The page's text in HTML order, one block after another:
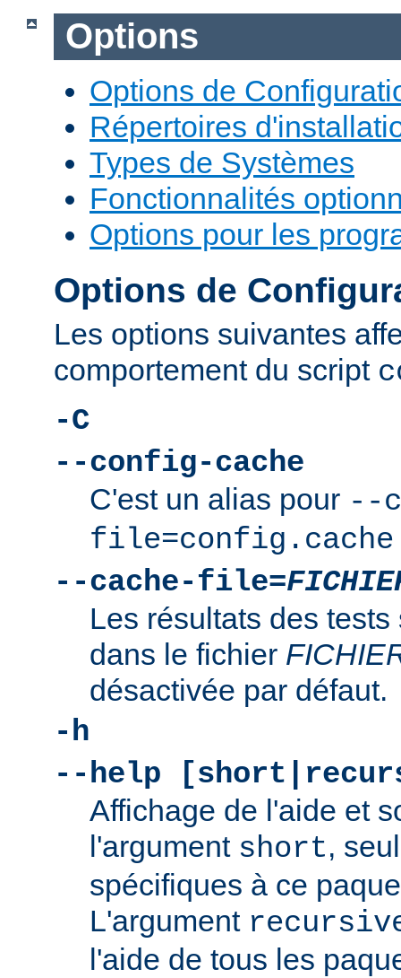
Options
Options de
Répertoires
Types de Systèmes
Fonctionnalités
Options pour les
Options de
Les options suivantes
comportement du script
-C
--config-cache
C'est un alias pour --
file=config.cache
--cache-file=
Les résultats des
dans le fichier
désactivée par défaut.
-h
--help
Affichage de l'aide et
l'argument short,
spécifiques à ce
L'argument
l'aide de tous les